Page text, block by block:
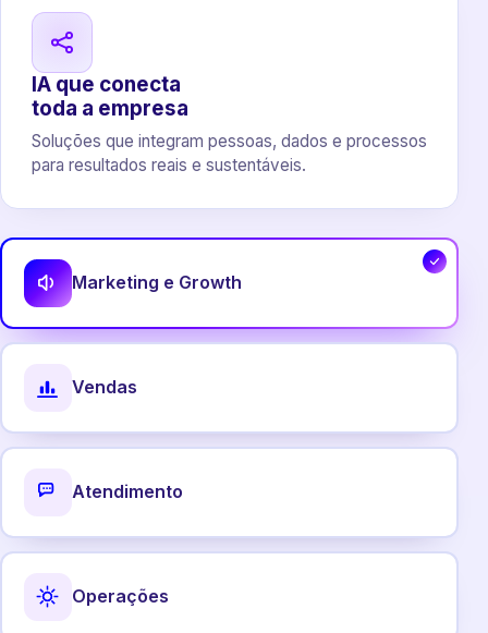
IA que conecta
toda a empresa
Soluções que integram pessoas, dados e processos
para resultados reais e sustentáveis.
Marketing e Growth
Vendas
Atendimento
Operações